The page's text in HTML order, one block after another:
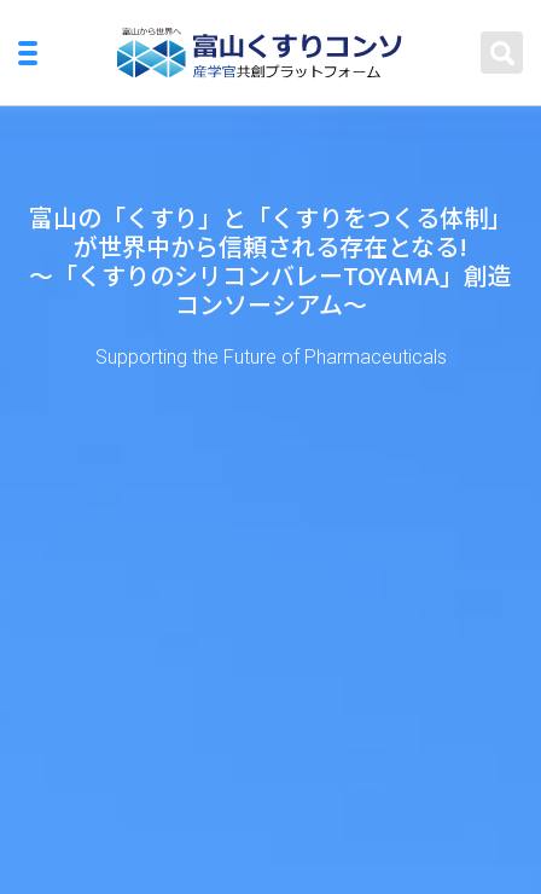
富山の「くすり」と「くすりをつくる体制」
が世界中から信頼される存在となる!
〜「くすりのシリコンバレーTOYAMA」創造
コンソーシアム〜
Supporting the Future of Pharmaceuticals